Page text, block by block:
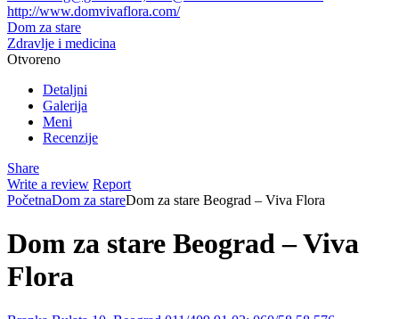
http://www.domvivaflora.com/
Dom za stare
Zdravlje i medicina
Otvoreno
Detaljni
Galerija
Meni
Recenzije
Share
Write a review Report
PočetnaDom za stareDom za stare Beograd – Viva Flora
Dom za stare Beograd – Viva
Flora